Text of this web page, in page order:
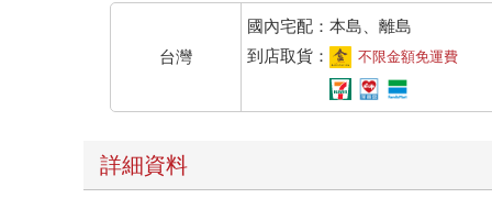
台灣
國內宅配：本島、離島
到店取貨：
不限金額免運費
詳細資料